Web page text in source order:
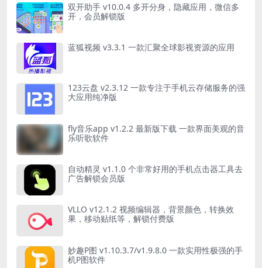
双开助手 v10.0.4 多开分身，隐藏应用，微信多
开，会员解锁版
蓝狐视频 v3.3.1 一款汇聚全球影视资源的应用
123云盘 v2.3.12 一款专注于手机云存储服务的强
大应用纯净版
fly音乐app v1.2.2 最新版下载 一款界面美观的音
乐听歌软件
自动精灵 v1.1.0 个非常好用的手机点击器工具去
广告解锁会员版
VLLO v12.1.2 视频编辑器，背景颜色，转换效
果，移动贴纸等，解锁付费版
妙趣P图 v1.10.3.7/v1.9.8.0 一款实用性极强的手
机P图软件